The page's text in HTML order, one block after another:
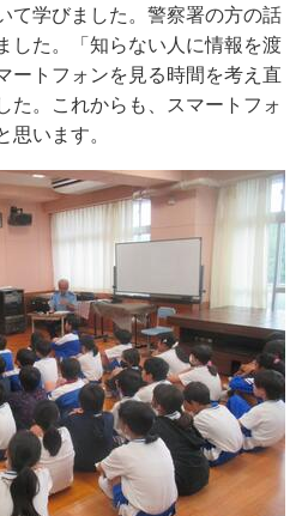
て学びました。警察署の方の話
した。「知らない人に情報を渡
ートフォンを見る時間を考え直
た。これからも、スマートフォ
思います。